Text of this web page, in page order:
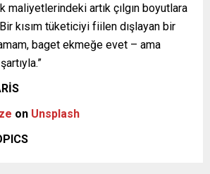
maliyetlerindeki artık çılgın boyutlara
kısım tüketiciyi fiilen dışlayan bir
baget ekmeğe evet – ama
on Unsplash